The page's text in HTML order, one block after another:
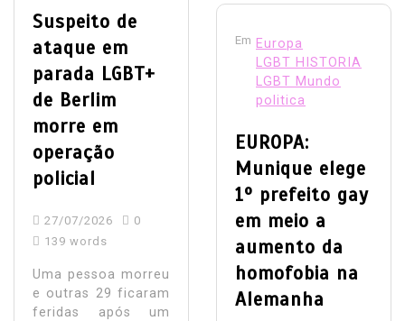
Suspeito de
ataque em
parada LGBT+
de Berlim
morre em
operação
policial
27/07/2026
0
139 words
Uma pessoa morreu
e outras 29 ficaram
feridas após um
Em Europa
LGBT HISTORIA
LGBT Mundo
politica
EUROPA:
Munique elege
1º prefeito gay
em meio a
aumento da
homofobia na
Alemanha